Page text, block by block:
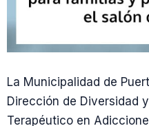
La Municipalidad de
Dirección de Diversidad
Terapéutico en